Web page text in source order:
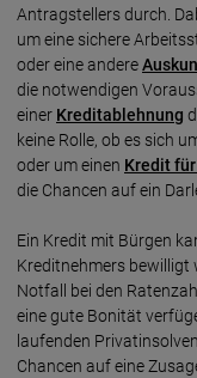
Antragstellers durch.
um eine sichere
oder eine andere
die notwendigen
einer Kreditablehnung
keine Rolle, ob es sich
oder um einen Kredit
die Chancen auf ein
Ein Kredit mit Bürgen
Kreditnehmers bewilligt
Notfall bei den
eine gute Bonität
laufenden
Chancen auf eine